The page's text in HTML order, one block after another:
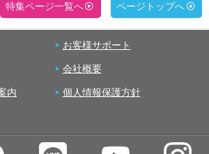
特集ページ一覧へ ページトップへ
お客様サポート
会社概要
内 個人情報保護方針